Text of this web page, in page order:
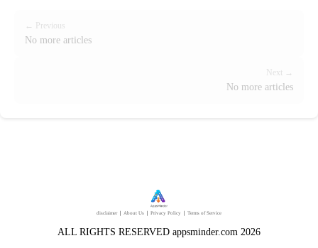
← Previous
No more articles
Next →
No more articles
disclaimer About Us Privacy Policy Terms of Service
ALL RIGHTS RESERVED appsminder.com 2026